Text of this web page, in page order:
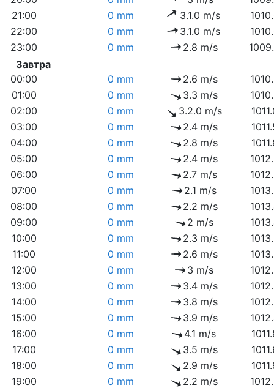
21:00
0 mm 3.1.0 m/s
22:00
0 mm 3.1.0 m/s
23:00
0 mm 2.8 m/s
Завтра
00:00
0 mm 2.6 m/s
01:00
0 mm 3.3 m/s
02:00
0 mm 3.2.0 m/s
03:00
0 mm 2.4 m/s
04:00
0 mm 2.8 m/s
05:00
0 mm 2.4 m/s
06:00
0 mm 2.7 m/s
07:00
0 mm 2.1 m/s
08:00
0 mm 2.2 m/s
09:00
0 mm 2 m/s
10:00
0 mm 2.3 m/s
11:00
0 mm 2.6 m/s
12:00
0 mm 3 m/s
13:00
0 mm 3.4 m/s
14:00
0 mm 3.8 m/s
15:00
0 mm 3.9 m/s
16:00
0 mm 4.1 m/s
17:00
0 mm 3.5 m/s
18:00
0 mm 2.9 m/s
19:00
0 mm 2.2 m/s